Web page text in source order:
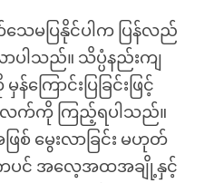
သေမပြနိုင်ပါက ပြန်လည်
ပါသည်။ သိပ္ပံနည်းကျ
ောင်းပြခြင်းဖြင့်
လက်ကို ကြည့်ရပါသည်။
စ် မွေးလာခြင်း မဟုတ်
ပင် အလေ့အထအချို့နှင့်